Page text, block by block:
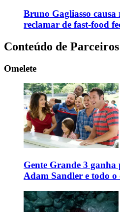
Bruno Gagliasso
reclamar de fast-food
Conteúdo de Parceiros
Omelete
Gente Grande 3
Adam Sandler e todo o